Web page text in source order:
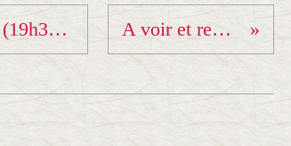
Renforcement et PPG du jeudi (19h30/20h30) A voir et revoir...